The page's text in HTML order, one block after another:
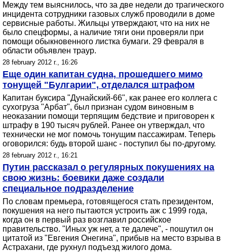
Между тем выяснилось, что за две недели до трагического
инцидента сотрудники газовых служб проводили в доме
сервисные работы. Жильцы утверждают, что на них не
было спецформы, а наличие тяги они проверяли при
помощи обыкновенного листка бумаги. 29 февраля в
области объявлен траур.
28 february 2012 г., 16:26
Еще один капитан судна, прошедшего мимо
тонущей "Булгарии", отделался штрафом
Капитан буксира "Дунайский-66", как ранее его коллега с
сухогруза "Арбат", был признан судом виновным в
неоказании помощи терпящим бедствие и приговорен к
штрафу в 190 тысяч рублей. Ранее он утверждал, что
технически не мог помочь тонущим пассажирам. Теперь
оговорился: будь второй шанс - поступил бы по-другому.
28 february 2012 г., 16:21
Путин рассказал о регулярных покушениях на
свою жизнь: боевики даже создали
специальное подразделение
По словам премьера, готовящегося стать президентом,
покушения на него пытаются устроить аж с 1999 года,
когда он в первый раз возглавил российское
правительство. "Иных уж нет, а те далече", - пошутил он
цитатой из "Евгения Онегина", прибыв на место взрыва в
Астрахани, где рухнул подъезд жилого дома.